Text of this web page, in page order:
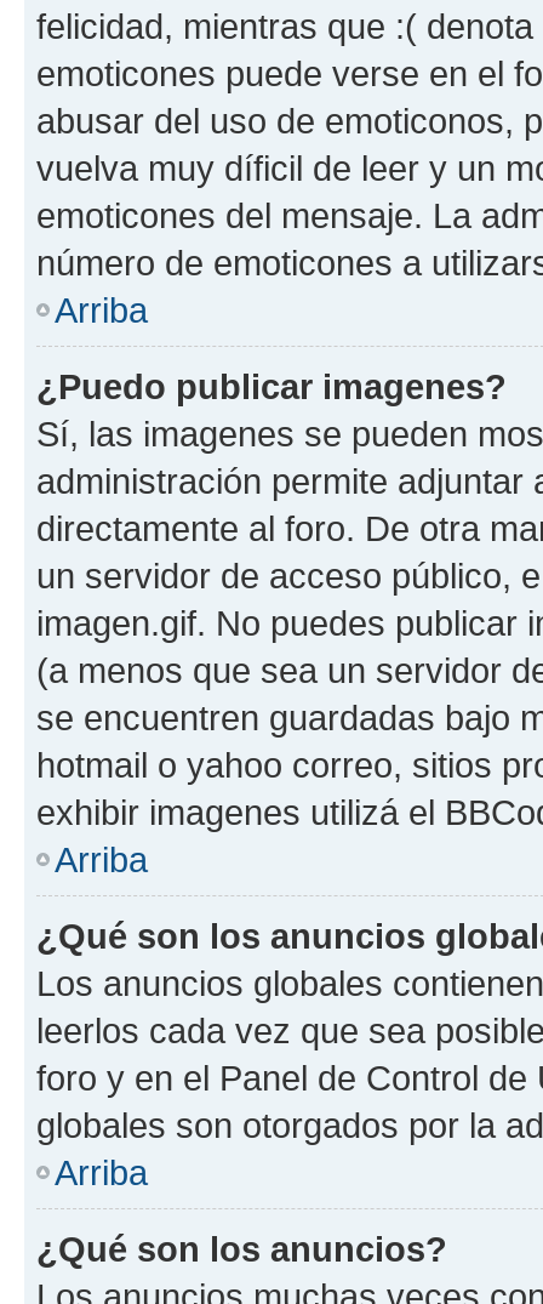
felicidad, mientras que :(
emoticones puede verse en el
abusar del uso de emoticonos,
vuelva muy díficil de leer y un
emoticones del mensaje. La
número de emoticones a
Arriba
¿Puedo publicar imagenes?
Sí, las imagenes se pueden
administración permite
directamente al foro. De otra
un servidor de acceso público,
imagen.gif. No puedes publicar
(a menos que sea un servidor
se encuentren guardadas bajo
hotmail o yahoo correo, sitios
exhibir imagenes utilizá el
Arriba
¿Qué son los anuncios
Los anuncios globales
leerlos cada vez que sea
foro y en el Panel de Control
globales son otorgados por la
Arriba
¿Qué son los anuncios?
Los anuncios muchas veces